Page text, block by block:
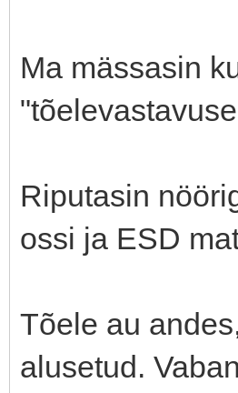
Ma mässasin
Riputasin
ossi ja ESD
Tõele au
alusetud.